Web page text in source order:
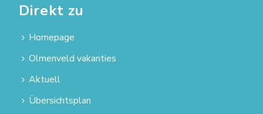
Direkt zu
Homepage
Olmenveld vakanties
Aktuell
Übersichtsplan